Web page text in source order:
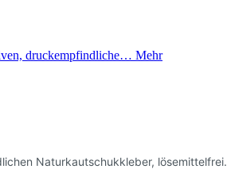
druckempfindliche… Mehr
Naturkautschukkleber, lösemittelfrei.